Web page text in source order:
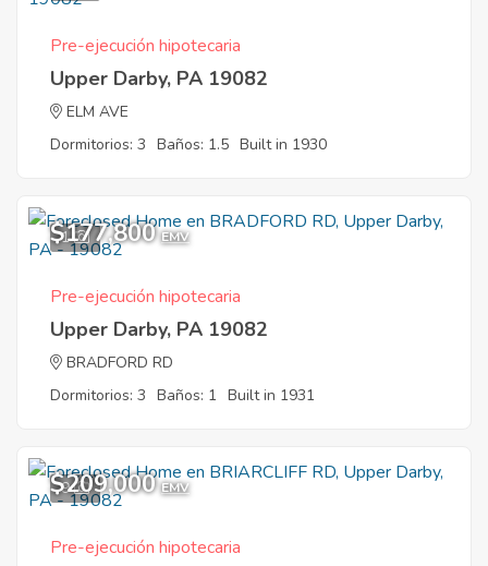
Pre-ejecución hipotecaria
Upper Darby, PA 19082
ELM AVE
Dormitorios: 3 Baños: 1.5 Built in 1930
1
$177,800 EMV
Pre-ejecución hipotecaria
Upper Darby, PA 19082
BRADFORD RD
Dormitorios: 3 Baños: 1 Built in 1931
9
$209,000 EMV
Pre-ejecución hipotecaria